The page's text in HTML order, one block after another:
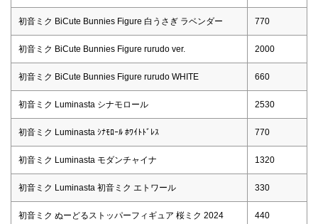
初音ミク BiCute Bunnies Figure 白うさぎ ラベンダー 770
初音ミク BiCute Bunnies Figure rurudo ver. 2000
初音ミク BiCute Bunnies Figure rurudo WHITE 660
初音ミク Luminasta シナモロール 2530
初音ミク Luminasta ｼﾅﾓﾛｰﾙ ﾎﾜｲﾄﾄﾞﾚｽ 770
初音ミク Luminasta モダンチャイナ 1320
初音ミク Luminasta 初音ミク エトワール 330
初音ミク ぬーどるストッパーフィギュア 桜ミク 2024 440